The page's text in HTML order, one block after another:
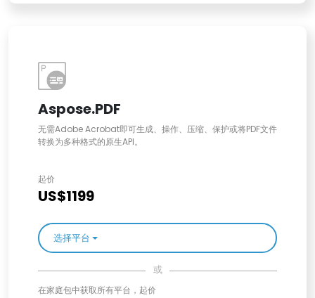
Aspose.PDF
无需Adobe Acrobat即可生成、操作、压缩、保护或将PDF文件
转换为多种格式的原生API。
起价
US$1199
选择平台
或
在家庭包中获取所有平台，起价